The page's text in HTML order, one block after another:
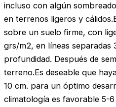
incluso con algún
en terrenos ligeros y
sobre un suelo firme, con
grs/m2, en líneas separadas
profundidad. Después de
terreno.Es deseable que
10 cm. para un óptimo
climatología es favorable 5-6